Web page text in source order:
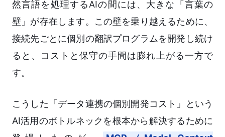
然言語を処理するAIの間には、大きな「言葉の
壁」が存在します。この壁を乗り越えるために、
接続先ごとに個別の翻訳プログラムを開発し続け
ると、コストと保守の手間は膨れ上がる一方で
す。
こうした「データ連携の個別開発コスト」という
AI活用のボトルネックを根本から解決するために